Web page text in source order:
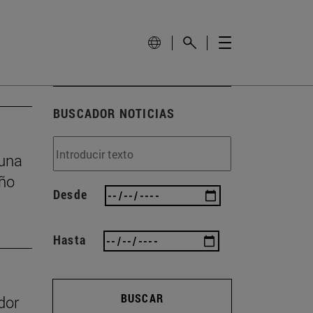
BUSCADOR NOTICIAS
Desde
Hasta
BUSCAR